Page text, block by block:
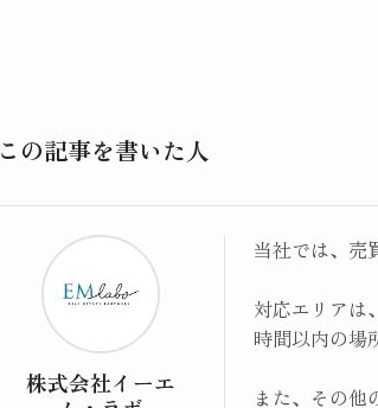
この記事を書いた人
株式会社イーエ
当社では、売
対応エリアは
時間以内の場
また、その他